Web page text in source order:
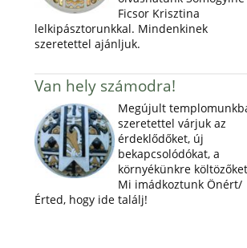
Ficsor Krisztina
lelkipásztorunkkal. Mindenkinek
szeretettel ajánljuk.
Van hely számodra!
Megújult
szeretettel várjuk az
érdeklődőket, új
bekapcsolódókat, a
környékünkre
Mi imádkoztunk Önért/
Érted, hogy ide találj!